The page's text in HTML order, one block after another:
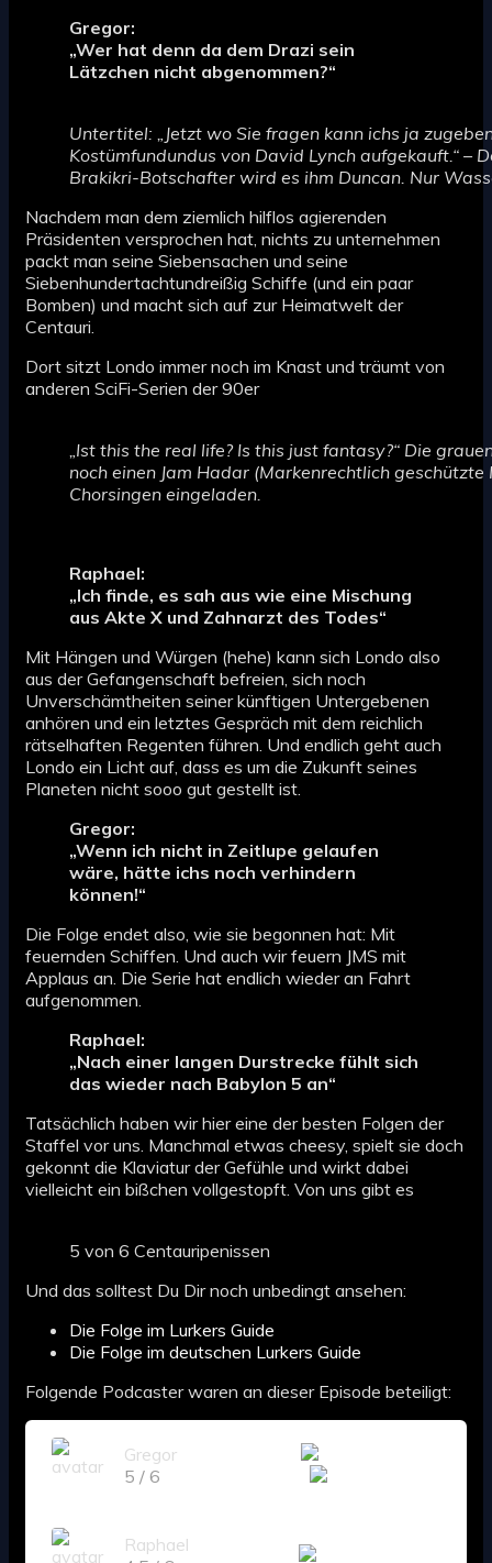
Gregor:
„Wer hat denn da dem Drazi sein
Lätzchen nicht abgenommen?“
Untertitel: „Jetzt wo Sie fragen kann ichs ja
Kostümfundundus von David Lynch aufgekauft.“ –
Brakikri-Botschafter wird es ihm Duncan. Nur
Nachdem man dem ziemlich hilflos agierenden
Präsidenten versprochen hat, nichts zu unternehmen
packt man seine Siebensachen und seine
Siebenhundertachtundreißig Schiffe (und ein paar
Bomben) und macht sich auf zur Heimatwelt der
Centauri.
Dort sitzt Londo immer noch im Knast und träumt von
anderen SciFi-Serien der 90er
„Ist this the real life? Is this just fantasy?“ Die
noch einen Jam Hadar (Markenrechtlich
Chorsingen eingeladen.
Raphael:
„Ich finde, es sah aus wie eine Mischung
aus Akte X und Zahnarzt des Todes“
Mit Hängen und Würgen (hehe) kann sich Londo also
aus der Gefangenschaft befreien, sich noch
Unverschämtheiten seiner künftigen Untergebenen
anhören und ein letztes Gespräch mit dem reichlich
rätselhaften Regenten führen. Und endlich geht auch
Londo ein Licht auf, dass es um die Zukunft seines
Planeten nicht sooo gut gestellt ist.
Gregor:
„Wenn ich nicht in Zeitlupe gelaufen
wäre, hätte ichs noch verhindern
können!“
Die Folge endet also, wie sie begonnen hat: Mit
feuernden Schiffen. Und auch wir feuern JMS mit
Applaus an. Die Serie hat endlich wieder an Fahrt
aufgenommen.
Raphael:
„Nach einer langen Durstrecke fühlt sich
das wieder nach Babylon 5 an“
Tatsächlich haben wir hier eine der besten Folgen der
Staffel vor uns. Manchmal etwas cheesy, spielt sie doch
gekonnt die Klaviatur der Gefühle und wirkt dabei
vielleicht ein bißchen vollgestopft. Von uns gibt es
5 von 6 Centauripenissen
Und das solltest Du Dir noch unbedingt ansehen:
Die Folge im Lurkers Guide
Die Folge im deutschen Lurkers Guide
Folgende Podcaster waren an dieser Episode beteiligt:
Gregor
5 / 6
Raphael